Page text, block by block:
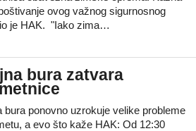
ovog važnog sigurnosnog
je HAK. "Iako zima…
bura zatvara
bura ponovno uzrokuje velike probleme
a evo što kaže HAK: Od 12:30